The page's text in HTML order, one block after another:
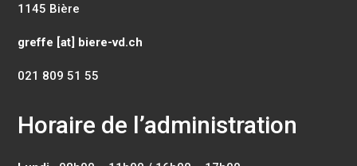
1145 Bière
greffe [at] biere-vd.ch
021 809 51 55
Horaire de l’administration